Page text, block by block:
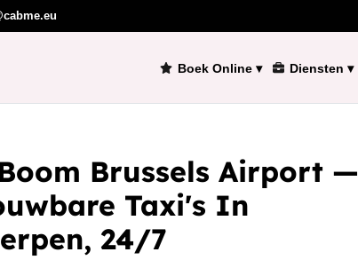
Boek Online ▾ Diensten ▾
Brussels Airport —
Taxi's In
24/7